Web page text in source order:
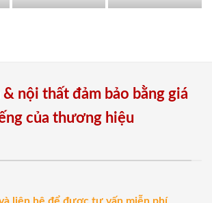
nội thất đảm bảo bằng giá
của thương hiệu